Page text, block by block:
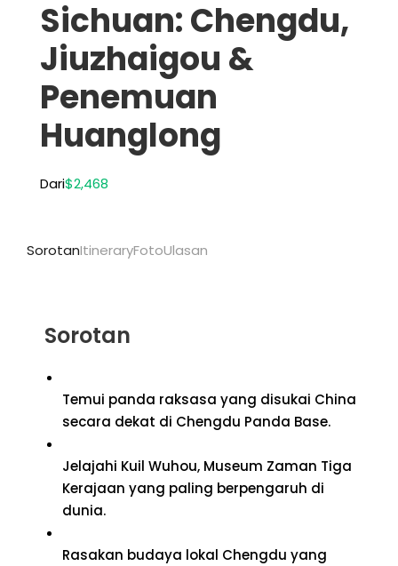
Sichuan: Chengdu,
Jiuzhaigou &
Penemuan
Huanglong
Dari$2,468
SorotanItineraryFotoUlasan
Sorotan
Temui panda raksasa yang disukai China
secara dekat di Chengdu Panda Base.
Jelajahi Kuil Wuhou, Museum Zaman Tiga
Kerajaan yang paling berpengaruh di
dunia.
Rasakan budaya lokal Chengdu yang